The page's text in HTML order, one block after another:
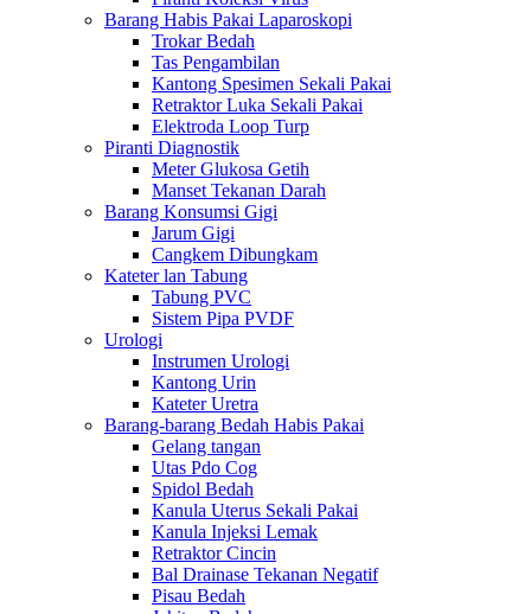
Barang Habis Pakai Laparoskopi
Trokar Bedah
Tas Pengambilan
Kantong Spesimen Sekali Pakai
Retraktor Luka Sekali Pakai
Elektroda Loop Turp
Piranti Diagnostik
Meter Glukosa Getih
Manset Tekanan Darah
Barang Konsumsi Gigi
Jarum Gigi
Cangkem Dibungkam
Kateter lan Tabung
Tabung PVC
Sistem Pipa PVDF
Urologi
Instrumen Urologi
Kantong Urin
Kateter Uretra
Barang-barang Bedah Habis Pakai
Gelang tangan
Utas Pdo Cog
Spidol Bedah
Kanula Uterus Sekali Pakai
Kanula Injeksi Lemak
Retraktor Cincin
Bal Drainase Tekanan Negatif
Pisau Bedah